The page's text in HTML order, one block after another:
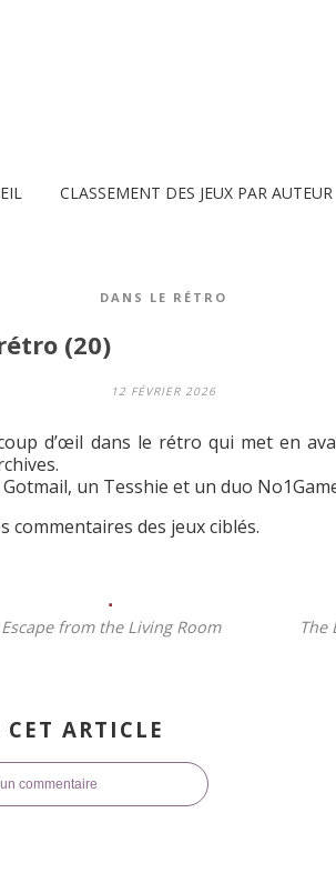
CLASSEMENT DES JEUX PAR AUTEUR
DANS LE RÉTRO
(20)
12 FÉVRIER 2026
d’œil dans le rétro qui met en
un Tesshie et un duo
commentaires des jeux ciblés.
Escape from the Living Room The
ARTICLE
commentaire